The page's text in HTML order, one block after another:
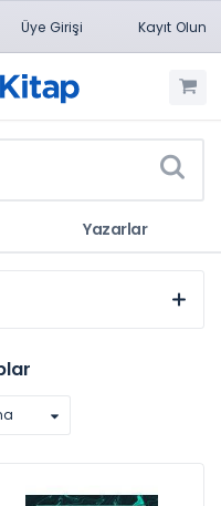
Üye Girişi Kayıt Olun
Yazarlar